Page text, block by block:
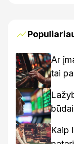
Ar
tai
Kaip